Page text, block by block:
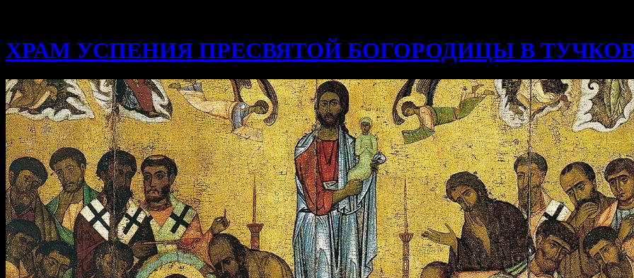
ХРАМ УСПЕНИЯ ПРЕСВЯТОЙ БОГОРОДИЦЫ В